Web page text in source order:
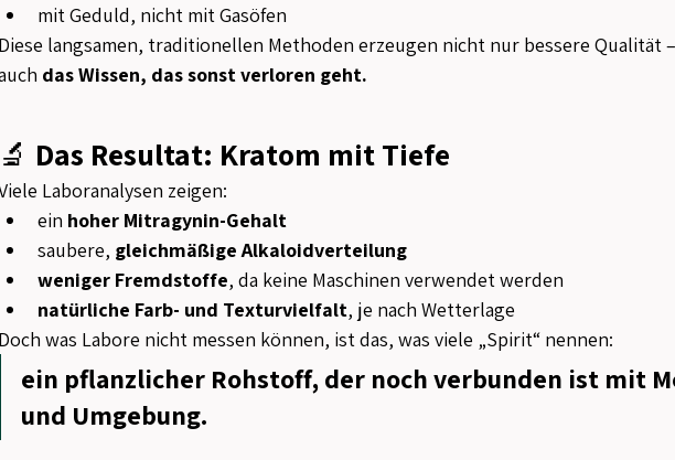
mit Geduld, nicht mit Gasöfen
Diese langsamen, traditionellen Methoden erzeugen nicht nur bessere Qualität
das Wissen, das sonst verloren geht.
🔬 Das Resultat: Kratom mit Tiefe
Laboranalysen zeigen:
ein hoher Mitragynin-Gehalt
saubere, gleichmäßige Alkaloidverteilung
weniger Fremdstoffe, da keine Maschinen verwendet werden
natürliche Farb- und Texturvielfalt, je nach Wetterlage
Doch was Labore nicht messen können, ist das, was viele „Spirit“ nennen:
ein pflanzlicher Rohstoff, der noch verbunden ist mit
und Umgebung.